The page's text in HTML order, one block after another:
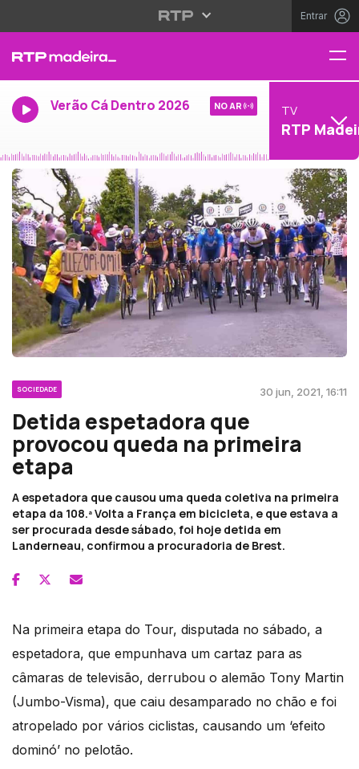
Entrar
Verão Cá Dentro 2026 NO AR TV
RTP
SOCIEDADE 30 jun, 2021, 16:11
Detida espetadora que
provocou queda na primeira
etapa
A espetadora que causou uma queda coletiva na primeira
etapa da 108.ª Volta a França em bicicleta, e que estava a
ser procurada desde sábado, foi hoje detida em
Landerneau, confirmou a procuradoria de Brest.
Na primeira etapa do Tour, disputada no sábado, a
espetadora, que empunhava um cartaz para as
câmaras de televisão, derrubou o alemão Tony Martin
(Jumbo-Visma), que caiu desamparado no chão e foi
atropelado por vários ciclistas, causando um ‘efeito
dominó’ no pelotão.